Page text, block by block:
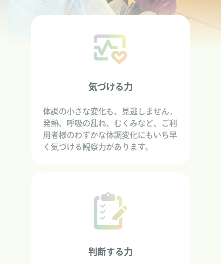
気づける力
体調の小さな変化も、見逃しません。
発熱、呼吸の乱れ、むくみなど、ご利
用者様のわずかな体調変化にもいち早
く気づける観察力があります。
判断する力